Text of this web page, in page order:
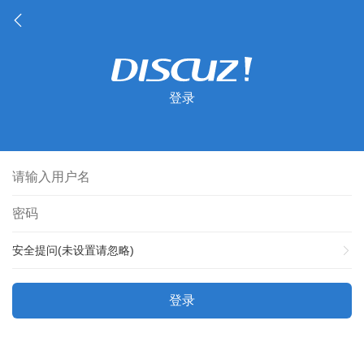
登录
安全提问(未设置请忽略)
登录